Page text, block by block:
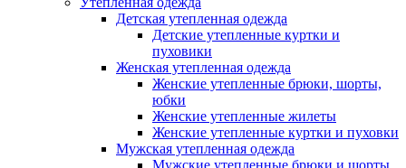
Детская утепленная одежда
Детские утепленные куртки и
пуховики
Женская утепленная одежда
Женские утепленные брюки, шорты,
юбки
Женские утепленные жилеты
Женские утепленные куртки и пуховки
Мужская утепленная одежда
Мужские утепленные брюки и шорты